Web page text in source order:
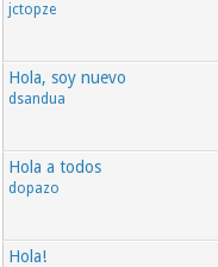
jctopze
Hola, soy nuevo
dsandua
Hola a todos
dopazo
Hola!